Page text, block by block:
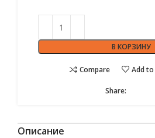
В КОРЗИНУ
Compare Add
Share:
Описание